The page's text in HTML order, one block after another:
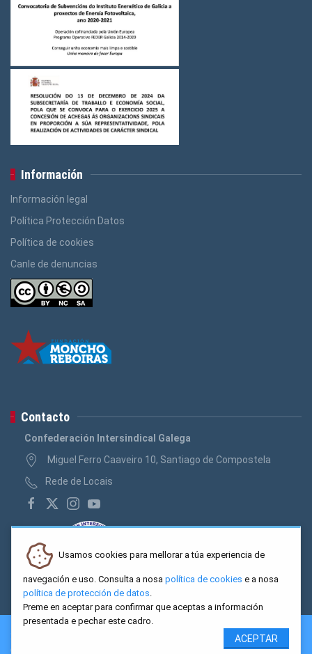
Información
Información legal
Política Protección Datos
Política de cookies
Canle de denuncias
Contacto
Confederación Intersindical Galega
Miguel Ferro Caaveiro 10, Santiago de Compostela
Rede de Locais
2026 CIG. Confederación Intersindical Galega - Miguel Ferro
Caaveiro 10, Santiago de Compostela
Usamos cookies para mellorar a túa experiencia de
navegación e uso. Consulta a nosa política de cookies e a nosa
política de protección de datos.
Preme en aceptar para confirmar que aceptas a información
presentada e pechar este cadro.
ACEPTAR